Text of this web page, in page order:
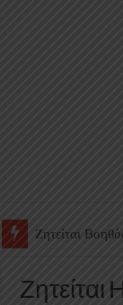
Ζητείται
Ζητείται